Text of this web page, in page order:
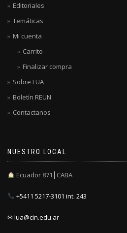
Editoriales
Temáticas
Mi cuenta
Carrito
Finalizar compra
Sobre LUA
Boletín REUN
Contactanos
NUESTRO LOCAL
Ecuador 871┃CABA
+5411 5217-3101 int. 243
✉ lua@cin.edu.ar